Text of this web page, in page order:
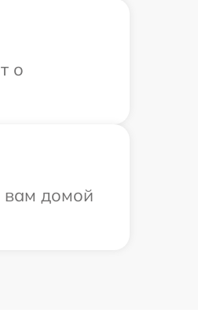
о
вам домой